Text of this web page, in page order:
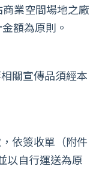
業空間場地之廠
額為原則。
關宣傳品須經本
依簽收單（附件
以自行運送為原